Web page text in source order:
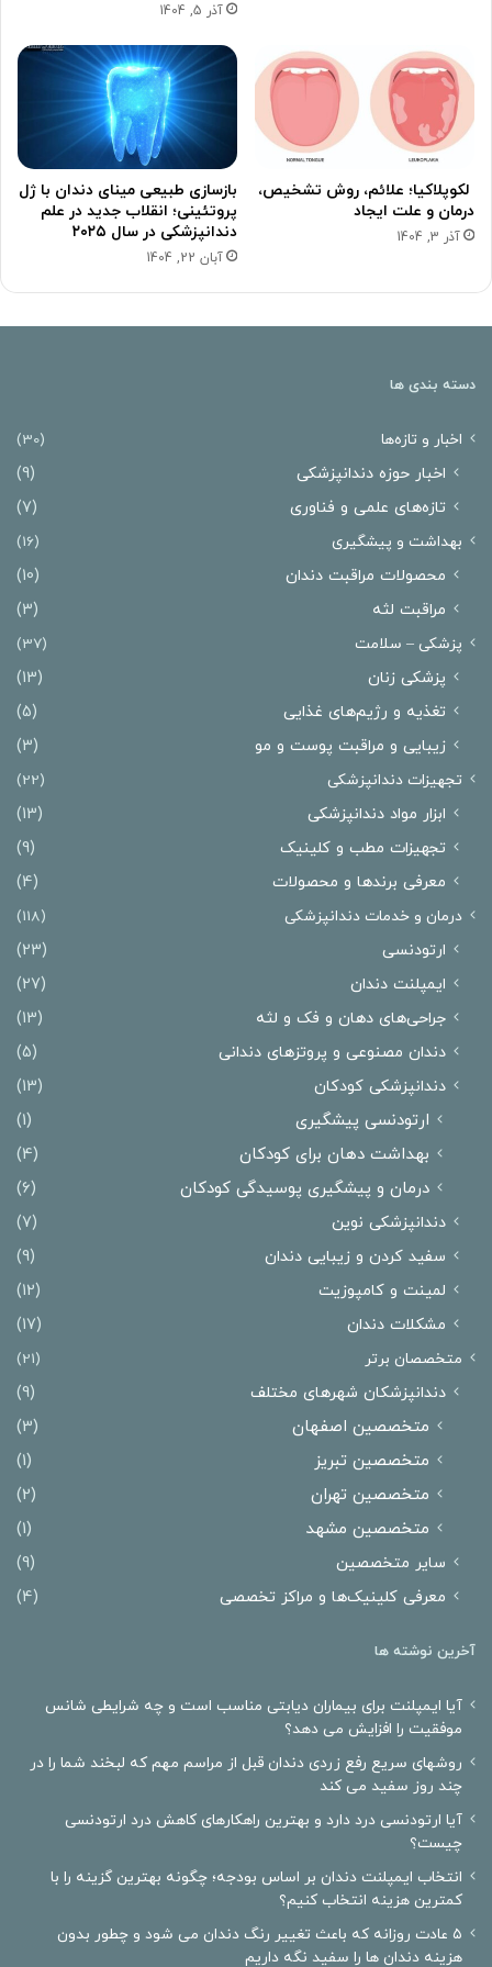
آذر 5, 1404
لکوپلاکیا؛ علائم، روش تشخیص،
درمان و علت ایجاد
آذر 3, 1404
بازسازی طبیعی مینای دندان با ژل
پروتئینی؛ انقلاب جدید در علم
دندانپزشکی در سال ۲۰۲۵
آبان 22, 1404
دسته بندی ها
اخبار و تازه‌ها (30)
اخبار حوزه دندانپزشکی
(9)
تازه‌های علمی و فناوری
(7)
بهداشت و پیشگیری (16)
محصولات مراقبت دندان
(10)
مراقبت لثه
(3)
پزشکی – سلامت (37)
پزشکی زنان
(13)
تغذیه و رژیم‌های غذایی
(5)
زیبایی و مراقبت پوست و مو
(3)
تجهیزات دندانپزشکی (22)
ابزار مواد دندانپزشکی
(13)
تجهیزات مطب و کلینیک
(9)
معرفی برندها و محصولات
(4)
درمان‌ و خدمات دندانپزشکی (118)
ارتودنسی
(23)
ایمپلنت دندان
(27)
جراحی‌های دهان و فک و لثه
(13)
دندان مصنوعی و پروتزهای دندانی
(5)
دندانپزشکی کودکان
(13)
ارتودنسی پیشگیری
(1)
بهداشت دهان برای کودکان
(4)
درمان و پیشگیری پوسیدگی کودکان
(6)
دندانپزشکی نوین
(7)
سفید کردن و زیبایی دندان
(9)
لمینت و کامپوزیت
(12)
مشکلات دندان
(17)
متخصصان برتر (21)
دندانپزشکان شهرهای مختلف
(9)
متخصصین اصفهان
(3)
متخصصین تبریز
(1)
متخصصین تهران
(2)
متخصصین مشهد
(1)
سایر متخصصین
(9)
معرفی کلینیک‌ها و مراکز تخصصی
(4)
آخرین نوشته ها
آیا ایمپلنت برای بیماران دیابتی مناسب است و چه شرایطی شانس
موفقیت را افزایش می دهد؟
روشهای سریع رفع زردی دندان قبل از مراسم مهم که لبخند شما را در
چند روز سفید می کند
آیا ارتودنسی درد دارد و بهترین راهکارهای کاهش درد ارتودنسی
چیست؟
انتخاب ایمپلنت دندان بر اساس بودجه؛ چگونه بهترین گزینه را با
کمترین هزینه انتخاب کنیم؟
۵ عادت روزانه که باعث تغییر رنگ دندان می شود و چطور بدون
هزینه دندان ها را سفید نگه داریم